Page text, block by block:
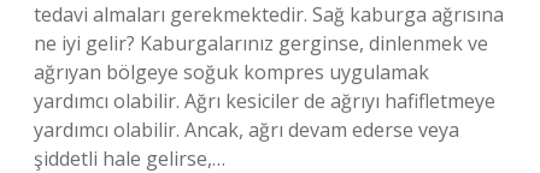
tedavi almaları gerekmektedir. Sağ kaburga ağrısına
ne iyi gelir? Kaburgalarınız gerginse, dinlenmek ve
ağrıyan bölgeye soğuk kompres uygulamak
yardımcı olabilir. Ağrı kesiciler de ağrıyı hafifletmeye
yardımcı olabilir. Ancak, ağrı devam ederse veya
şiddetli hale gelirse,…